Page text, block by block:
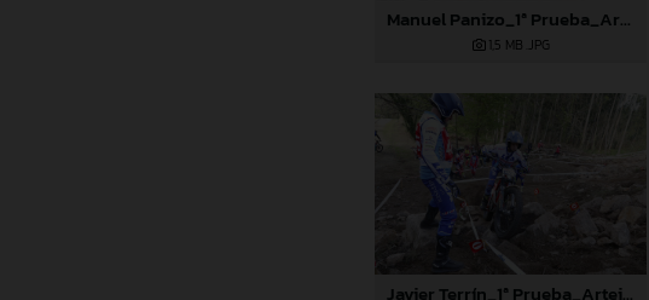
Manuel Panizo_1ª Prueba_Arteixo (A Coruña)
1,5 MB .JPG
Javier Terrín_1ª Prueba_Arteixo (A Coruña)